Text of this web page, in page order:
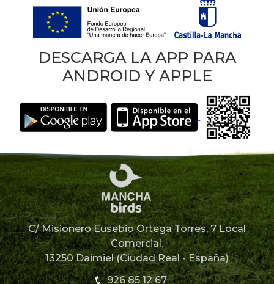
DESCARGA LA APP PARA
ANDROID Y APPLE
C/ Misionero Eusebio Ortega Torres, 7 Local
Comercial.
13250 Daimiel (Ciudad Real - España)
926 85 12 67